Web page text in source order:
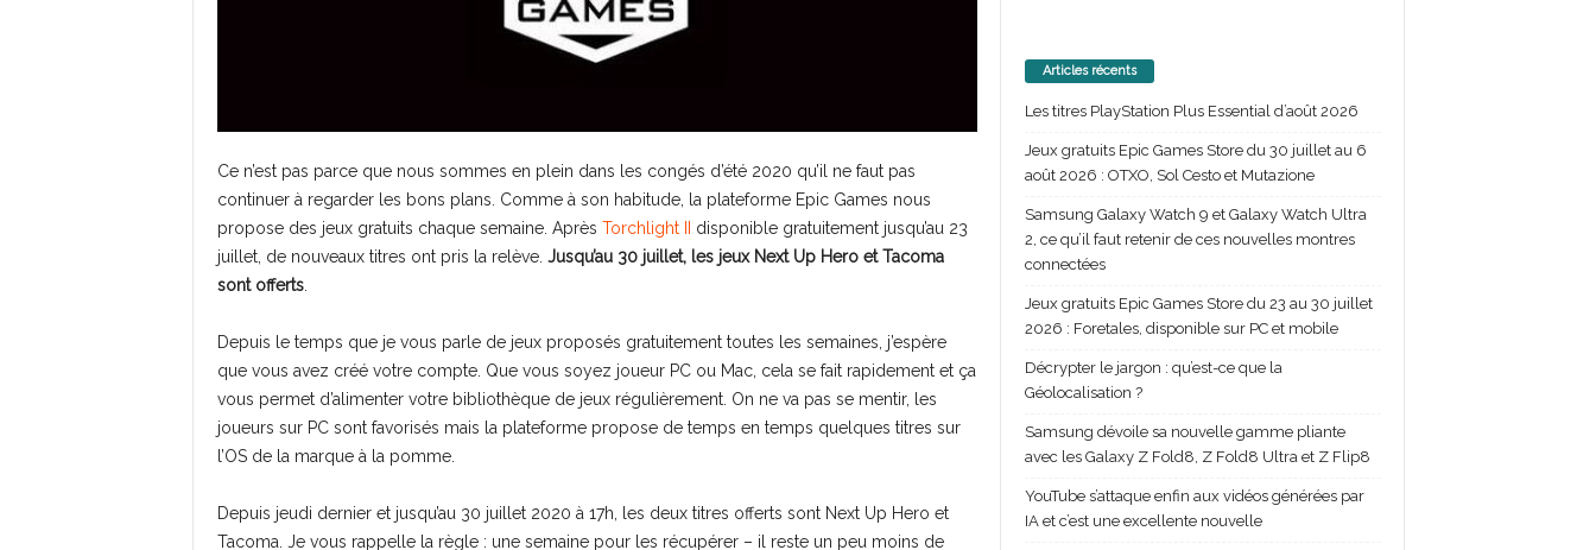
Ce n’est pas parce que nous sommes en plein dans les congés d’été 2020 qu’il ne faut pas
continuer à regarder les bons plans. Comme à son habitude, la plateforme Epic Games nous
propose des jeux gratuits chaque semaine. Après Torchlight II
disponible gratuitement jusqu’au 23
juillet, de nouveaux titres ont pris la relève. Jusqu’au 30 juillet, les jeux Next Up Hero et Tacoma
sont offerts.
Depuis le temps que je vous parle de jeux proposés gratuitement toutes les semaines, j’espère
que vous avez créé votre compte. Que vous soyez joueur PC ou Mac, cela se fait rapidement et ça
vous permet d’alimenter votre bibliothèque de jeux régulièrement. On ne va pas se mentir, les
joueurs sur PC sont favorisés mais la plateforme propose de temps en temps quelques titres sur
l’OS de la marque à la pomme.
Depuis jeudi dernier et jusqu’au 30 juillet 2020 à 17h, les deux titres offerts sont Next Up Hero et
Tacoma. Je vous rappelle la règle : une semaine pour les récupérer – il reste un peu moins de
Articles récents
Les titres PlayStation Plus Essential d’août 2026
Jeux gratuits Epic Games Store du 30 juillet au 6
août 2026 : OTXO, Sol Cesto et Mutazione
Samsung Galaxy Watch 9 et Galaxy Watch Ultra
2, ce qu’il faut retenir de ces nouvelles montres
connectées
Jeux gratuits Epic Games Store du 23 au 30 juillet
2026 : Foretales, disponible sur PC et mobile
Décrypter le jargon : qu’est-ce que la
Géolocalisation ?
Samsung dévoile sa nouvelle gamme pliante
avec les Galaxy Z Fold8, Z Fold8 Ultra et Z Flip8
YouTube s’attaque enfin aux vidéos générées par
IA et c’est une excellente nouvelle